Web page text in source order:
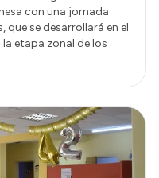
con una jornada
se desarrollará en el
etapa zonal de los